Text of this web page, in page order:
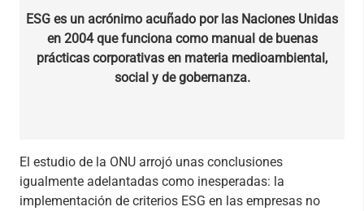
ESG es un acrónimo acuñado por las Naciones Unidas
en 2004 que funciona como manual de buenas
prácticas corporativas en materia medioambiental,
social y de gobernanza.
El estudio de la ONU arrojó unas conclusiones
igualmente adelantadas como inesperadas: la
implementación de criterios ESG en las empresas no